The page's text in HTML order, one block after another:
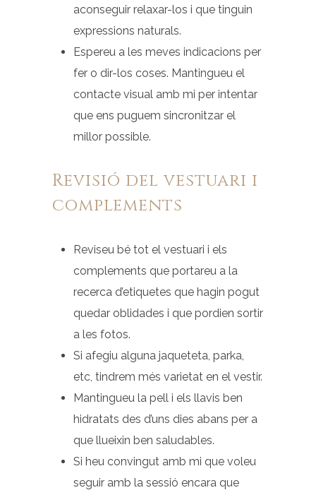
aconseguir relaxar-los i que tinguin
expressions naturals.
Espereu a les meves indicacions per
fer o dir-los coses. Mantingueu el
contacte visual amb mi per intentar
que ens puguem sincronitzar el
millor possible.
Revisió del vestuari i
complements
Reviseu bé tot el vestuari i els
complements que portareu a la
recerca d’etiquetes que hagin pogut
quedar oblidades i que pordien sortir
a les fotos.
Si afegiu alguna jaqueteta, parka,
etc, tindrem més varietat en el vestir.
Mantingueu la pell i els llavis ben
hidratats des d’uns dies abans per a
que llueixin ben saludables.
Si heu convingut amb mi que voleu
seguir amb la sessió encara que